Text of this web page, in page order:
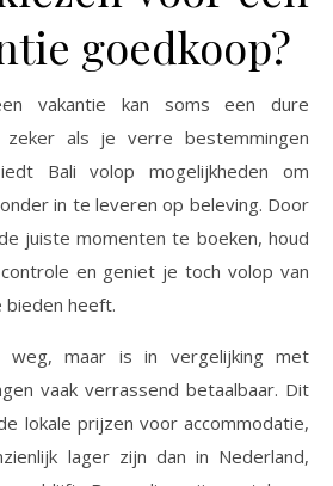
goedkoop?
vakantie kan soms een dure
zeker als je verre bestemmingen
Bali volop mogelijkheden om
in te leveren op beleving. Door
juiste momenten te boeken, houd
en geniet je toch volop van
bieden heeft.
maar is in vergelijking met
vaak verrassend betaalbaar. Dit
lokale prijzen voor accommodatie,
lager zijn dan in Nederland,